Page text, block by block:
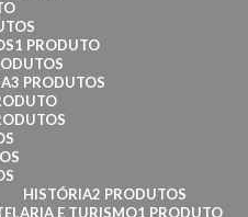
1 PRODUTO
3 PRODUTOS
HISTÓRIA2 PRODUTOS
E TURISMO1 PRODUTO